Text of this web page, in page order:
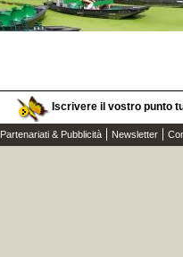
Iscrivere il vostro punto
Partenariati & Pubblicità Newsletter